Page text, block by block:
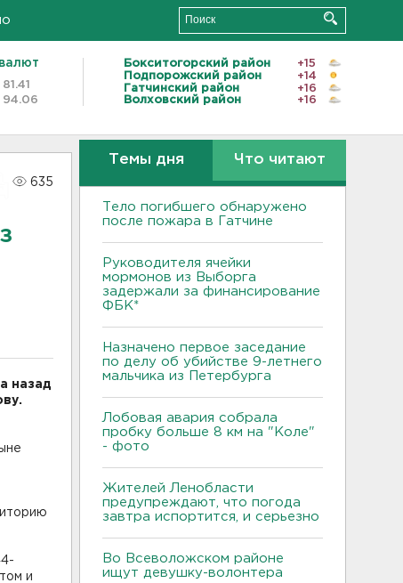
81.41
94.06
Бокситогорский район
+15
Подпорожский район
+14
Гатчинский район
+16
Волховский район
+16
635
назад
и
Темы дня Что читают
Тело погибшего обнаружено
после пожара в Гатчине
Руководителя ячейки
мормонов из Выборга
задержали за финансирование
ФБК*
Назначено первое заседание
по делу об убийстве 9-летнего
мальчика из Петербурга
Лобовая авария собрала
пробку больше 8 км на "Коле"
- фото
Жителей Ленобласти
предупреждают, что погода
завтра испортится, и серьезно
Во Всеволожском районе
ищут девушку-волонтера